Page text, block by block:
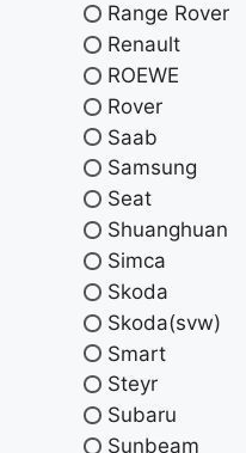
Range Rover
Renault
ROEWE
Rover
Saab
Samsung
Seat
Shuanghuan
Simca
Skoda
Skoda(svw)
Smart
Steyr
Subaru
Sunbeam